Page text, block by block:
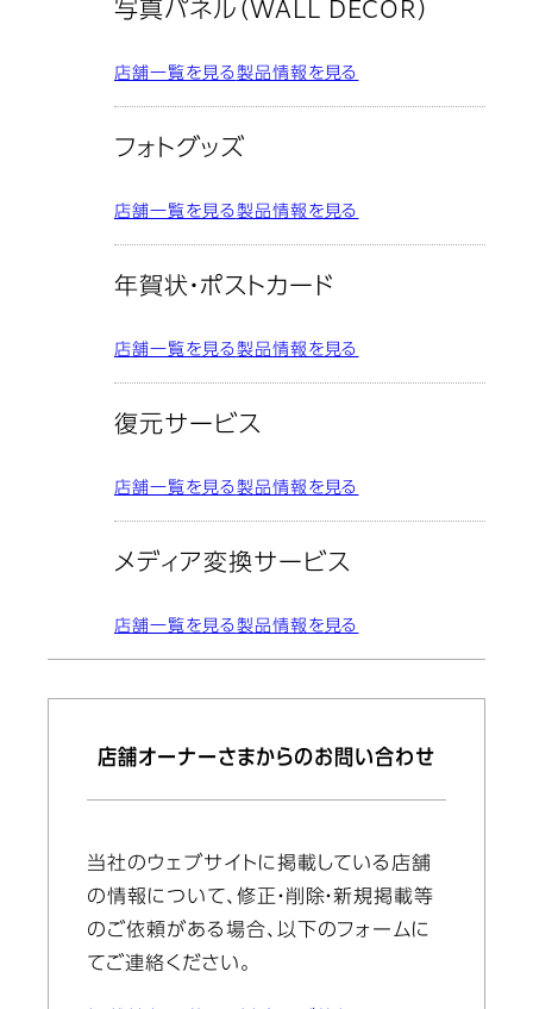
写真パネル（WALL DECOR）
店舗一覧を見る製品情報を見る
フォトグッズ
店舗一覧を見る製品情報を見る
年賀状・ポストカード
店舗一覧を見る製品情報を見る
復元サービス
店舗一覧を見る製品情報を見る
メディア変換サービス
店舗一覧を見る製品情報を見る
店舗オーナーさまからのお問い合わせ
当社のウェブサイトに掲載している店舗
の情報について、修正・削除・新規掲載等
のご依頼がある場合、以下のフォームに
てご連絡ください。